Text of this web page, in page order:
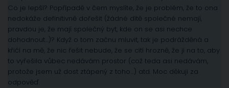
Co je lepší? Popřípadě v čem myslíte, že je problém, že to ona
nedokáže definitivně dořešit (žádné dítě společné nemají,
pravdou je, že mají společný byt, kde on se asi nechce
dohodnout…)? Když o tom začnu mluvit, tak je podrážděná a
křičí na mě, že nic řešit nebude, že se cítí hrozně, že jí na to, aby
to vyřešila vůbec nedávám prostor (což teda asi nedávám,
protože jsem už dost ztápený z toho…) atd. Moc děkuji za
odpověď.